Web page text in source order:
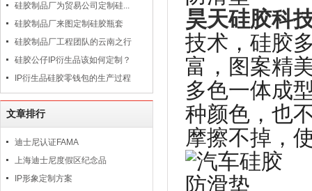
硅胶制品厂为贸易公司定制硅...
硅胶制品厂来图定制硅胶瓶套
硅胶制品厂工程团队的云南之行
硅胶公仔IP衍生品该如何定制？
IP衍生品硅胶零钱包的生产过程
文章排行
迪士尼认证FAMA
上海迪士尼度假区纪念品
IP形象定制方案
昊天硅胶科
技术，硅胶
富，图案精
多色一体成
种颜色，也
摩擦不掉，